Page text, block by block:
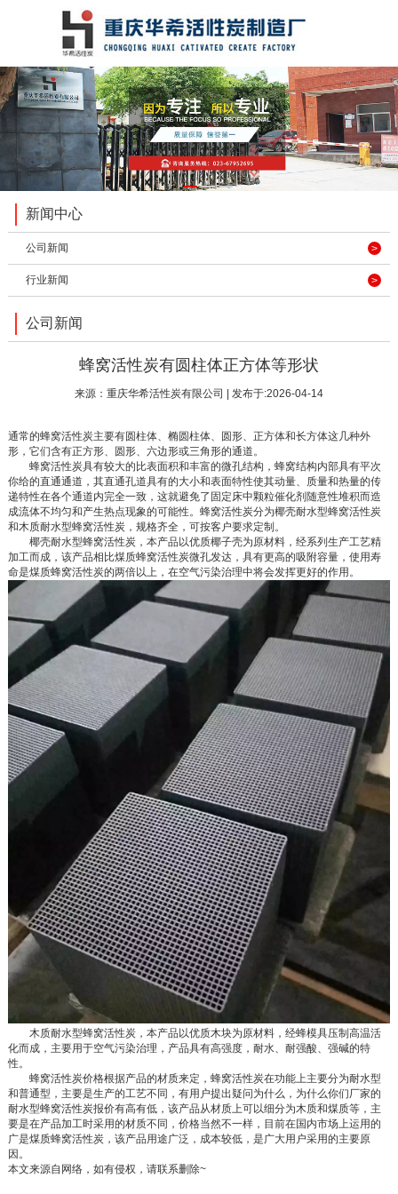
1 2 3
新闻中心
公司新闻
行业新闻
公司新闻
蜂窝活性炭有圆柱体正方体等形状
来源： 重庆华希活性炭有限公司 | 发布于:2026-04-14
通常的蜂窝活性炭主要有圆柱体、椭圆柱体、圆形、正方体和长方体这几种外
形，它们含有正方形、圆形、六边形或三角形的通道。
蜂窝活性炭具有较大的比表面积和丰富的微孔结构，蜂窝结构内部具有平次
你给的直通通道，其直通孔道具有的大小和表面特性使其动量、质量和热量的传
递特性在各个通道内完全一致，这就避免了固定床中颗粒催化剂随意性堆积而造
成流体不均匀和产生热点现象的可能性。蜂窝活性炭分为椰壳耐水型蜂窝活性炭
和木质耐水型蜂窝活性炭，规格齐全，可按客户要求定制。
椰壳耐水型蜂窝活性炭，本产品以优质椰子壳为原材料，经系列生产工艺精
加工而成，该产品相比煤质蜂窝活性炭微孔发达，具有更高的吸附容量，使用寿
命是煤质蜂窝活性炭的两倍以上，在空气污染治理中将会发挥更好的作用。
木质耐水型蜂窝活性炭，本产品以优质木块为原材料，经蜂模具压制高温活
化而成，主要用于空气污染治理，产品具有高强度，耐水、耐强酸、强碱的特
性。
蜂窝活性炭价格根据产品的材质来定，蜂窝活性炭在功能上主要分为耐水型
和普通型，主要是生产的工艺不同，有用户提出疑问为什么，为什么你们厂家的
耐水型蜂窝活性炭报价有高有低，该产品从材质上可以细分为木质和煤质等，主
要是在产品加工时采用的材质不同，价格当然不一样，目前在国内市场上运用的
广是煤质蜂窝活性炭，该产品用途广泛，成本较低，是广大用户采用的主要原
因。
本文来源自网络，如有侵权，请联系删除~